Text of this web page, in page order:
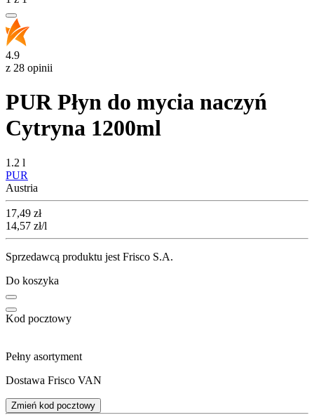
4.9
z 28 opinii
PUR Płyn do mycia naczyń
Cytryna 1200ml
1.2 l
PUR
Austria
Cena
17,49 zł
14,57 zł/l
Sprzedawcą produktu jest Frisco S.A.
Do koszyka
Kod pocztowy
Pełny asortyment
Dostawa Frisco VAN
Zmień kod pocztowy